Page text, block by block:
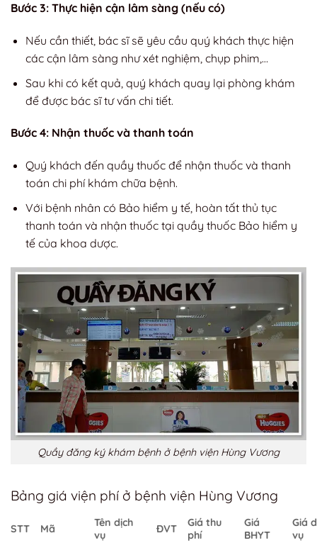
Bước 3: Thực hiện cận lâm sàng (nếu có)
Nếu cần thiết, bác sĩ sẽ yêu cầu quý khách thực hiện
các cận lâm sàng như xét nghiệm, chụp phim,…
Sau khi có kết quả, quý khách quay lại phòng khám
để được bác sĩ tư vấn chi tiết.
Bước 4: Nhận thuốc và thanh toán
Quý khách đến quầy thuốc để nhận thuốc và thanh
toán chi phí khám chữa bệnh.
Với bệnh nhân có Bảo hiểm y tế, hoàn tất thủ tục
thanh toán và nhận thuốc tại quầy thuốc Bảo hiểm y
tế của khoa dược.
Quầy đăng ký khám bệnh ở bệnh viện Hùng Vương
Bảng giá viện phí ở bệnh viện Hùng Vương
STT Mã
Tên dịch
vụ
ĐVT
Giá thu
phí
Giá
BHYT
Giá
vụ